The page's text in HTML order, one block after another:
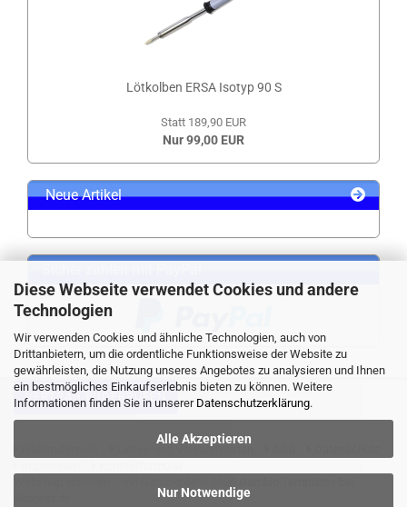
Diese Webseite verwendet Cookies und andere
Technologien
Wir verwenden Cookies und ähnliche Technologien, auch von
Drittanbietern, um die ordentliche Funktionsweise der Website zu
gewährleisten, die Nutzung unseres Angebotes zu analysieren und Ihnen
ein bestmögliches Einkaufserlebnis bieten zu können. Weitere
Informationen finden Sie in unserer Datenschutzerklärung.
Alle Akzeptieren
Nur Notwendige
Lötkolben ERSA Isotyp 90 S
Statt 189,90 EUR
Nur 99,00 EUR
Neue Artikel
VERTRAG WIDERRUFEN
Liefer- und Versandkosten